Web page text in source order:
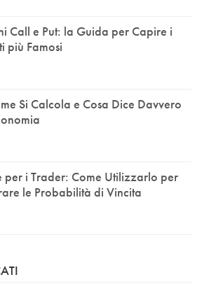
Call e Put: la Guida per Capire i
più Famosi
Si Calcola e Cosa Dice Davvero
per i Trader: Come Utilizzarlo per
le Probabilità di Vincita